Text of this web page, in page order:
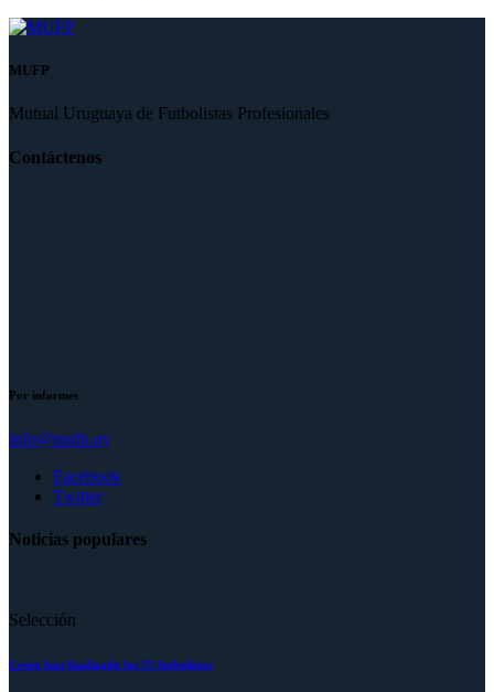
MUFP
Mutual Uruguaya de Futbolistas Profesionales
Contáctenos
Por informes
info@mufp.uy
Facebook
Twitter
Noticias populares
Selección
Como han finalizado los 55 futbolistas